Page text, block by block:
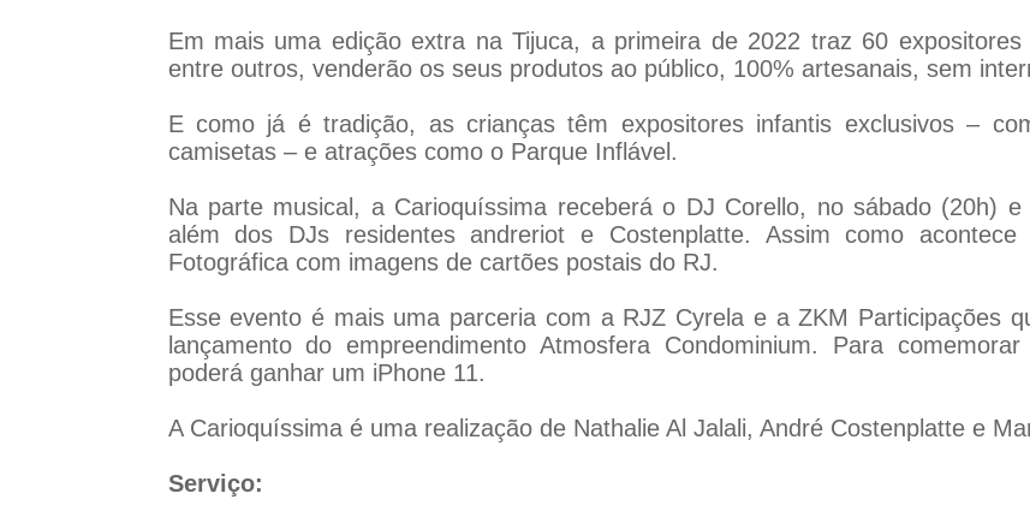
Em mais uma edição extra na Tijuca, a primeira de 2022 traz 60
entre outros, venderão os seus produtos ao público, 100% artesanais, sem
E como já é tradição, as crianças têm expositores infantis exclusivos –
camisetas – e atrações como o Parque Inflável.
Na parte musical, a Carioquíssima receberá o DJ Corello, no sábado (20h)
além dos DJs residentes andreriot e Costenplatte. Assim como
Fotográfica com imagens de cartões postais do RJ.
Esse evento é mais uma parceria com a RJZ Cyrela e a ZKM Participações
lançamento do empreendimento Atmosfera Condominium. Para
poderá ganhar um iPhone 11.
A Carioquíssima é uma realização de Nathalie Al Jalali, André Costenplatte e
Serviço: